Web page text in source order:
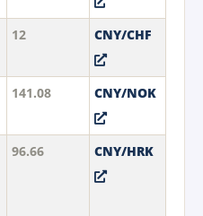
12 CNY/CHF
141.08 CNY/NOK
96.66 CNY/HRK